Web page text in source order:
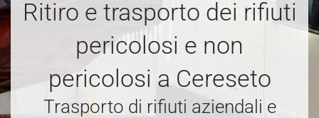
Ritiro e trasporto dei rifiuti
pericolosi e non
pericolosi a Cereseto
Trasporto di rifiuti aziendali e